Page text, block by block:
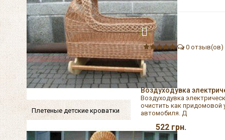
Плетеные детские кроватки
0 отзыв(ов)
Воздуходувка
Воздуходувка
очистить как придомовой
автомобиля. Д
522 грн.